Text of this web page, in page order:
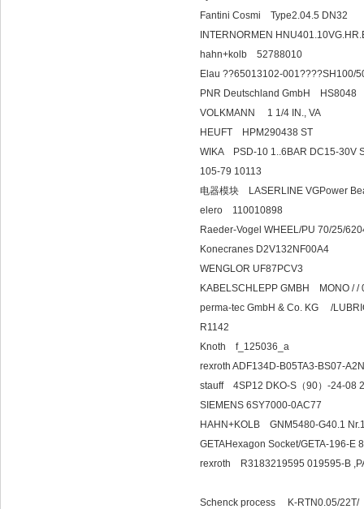
Fantini Cosmi Type2.04.5 DN32
INTERNORMEN
hahn+kolb 52788010
Elau ??65013102-
PNR Deutschland GmbH HS8048
VOLKMANN 1
HEUFT
WIKA PSD-10
105-79 10113
电器模块 LASERLINE VGPower
elero
Raeder-Vogel WHEEL/PU 70/
Konecranes D2V132NF00A4
WENGLOR UF87PCV3
KABELSCHLEPP GMBH MONO / /
perma-tec GmbH & Co. KG /
R1142
Knoth
rexroth ADF134D-B05TA3-
stauff 4SP12 DKO-S
SIEMENS 6SY7000-0AC77
HAHN+KOLB GNM5480-G40.1
GETAHexagon Socket/GETA-196-E
rexroth R3183219595
Schenck process